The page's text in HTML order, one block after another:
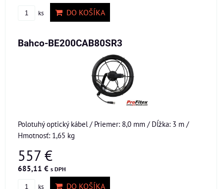
ks DO KOŠÍKA
Bahco-BE200CAB80SR3
Polotuhý optický kábel / Priemer: 8,0 mm / Dĺžka: 3 m /
Hmotnosť: 1,65 kg
557 €
685,11 € s DPH
ks DO KOŠÍKA